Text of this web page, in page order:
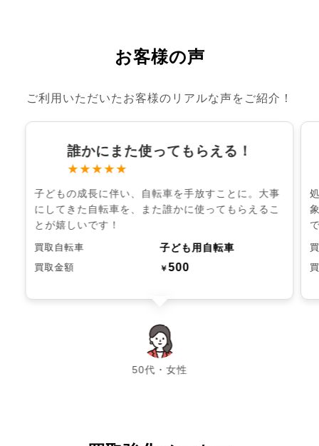
お客様の声
ご利用いただいたお客様のリアルな声をご紹介！
誰かにまた使ってもらえる！
★★★★★
子どもの成長に伴い、自転車を手放すことに。大事
にしてきた自転車を、また誰かに使ってもらえるこ
とが嬉しいです！
買取自転車 子ども用自転車
買取金額 ￥500
50代・女性
chevron_left chevron_right